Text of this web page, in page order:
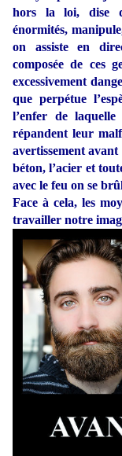
hors la loi, dise
énormités,
on assiste en
composée de ces
excessivement
que perpétue
l’enfer de
répandent leur
avertissement
béton, l’acier et
avec le feu on se
Face à cela, les
travailler notre